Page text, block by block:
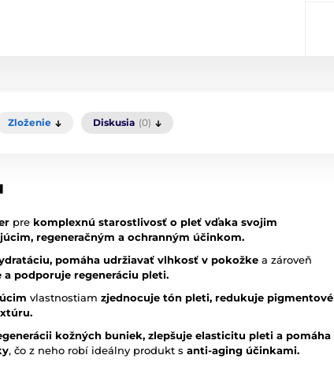
Zloženie Diskusia (0)
pre komplexnú starostlivosť o pleť vďaka svojim
regeneračným a ochranným účinkom.
pomáha udržiavať vlhkosť v pokožke a zároveň
podporuje regeneráciu pleti.
vlastnostiam zjednocuje tón pleti, redukuje pigmentové
kožných buniek, zlepšuje elasticitu pleti a pomáha
, čo z neho robí ideálny produkt s anti-aging účinkami.